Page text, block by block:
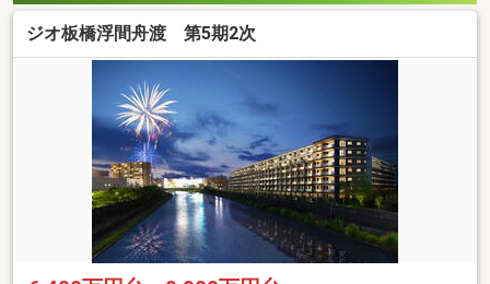
ジオ板橋浮間舟渡 第5期2次